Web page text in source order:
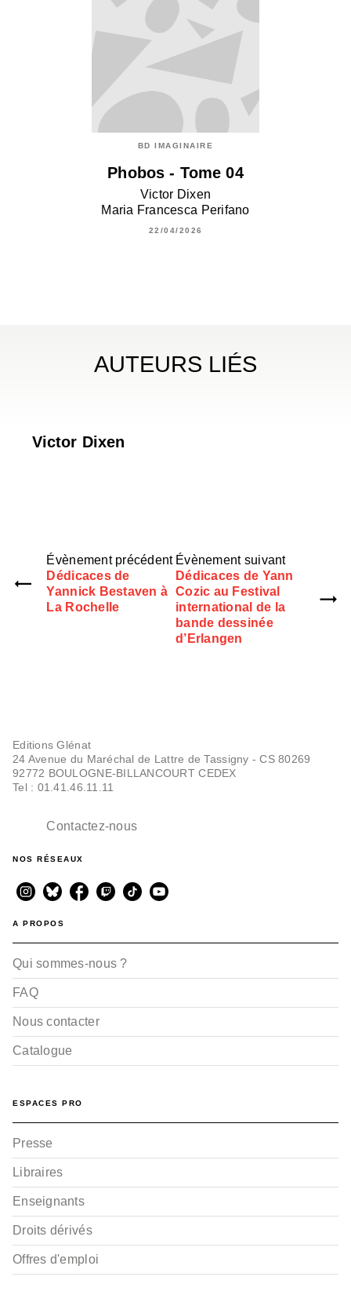
BD IMAGINAIRE
Phobos - Tome 04
Victor Dixen
Maria Francesca Perifano
22/04/2026
AUTEURS LIÉS
Victor Dixen
Évènement précédent
Dédicaces de
Yannick Bestaven à
La Rochelle
Évènement suivant
Dédicaces de Yann
Cozic au Festival
international de la
bande dessinée
d’Erlangen
Editions Glénat
24 Avenue du Maréchal de Lattre de Tassigny - CS 80269
92772 BOULOGNE-BILLANCOURT CEDEX
Tel : 01.41.46.11.11
Contactez-nous
NOS RÉSEAUX
A PROPOS
Qui sommes-nous ?
FAQ
Nous contacter
Catalogue
ESPACES PRO
Presse
Libraires
Enseignants
Droits dérivés
Offres d'emploi